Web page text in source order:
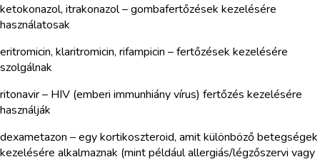
ketokonazol, itrakonazol – gombafertőzések kezelésére
használatosak
eritromicin, klaritromicin, rifampicin – fertőzések kezelésére
szolgálnak
ritonavir – HIV (emberi immunhiány vírus) fertőzés kezelésére
használják
dexametazon – egy kortikoszteroid, amit különböző betegségek
kezelésére alkalmaznak (mint például allergiás/légzőszervi vagy